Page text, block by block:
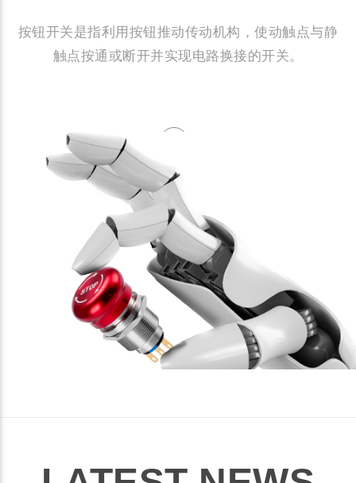
按钮开关是指利用按钮推动传动机构，使动触点与静
触点按通或断开并实现电路换接的开关。